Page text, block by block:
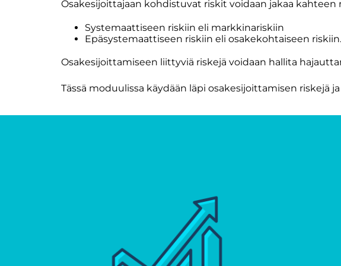
Osakesijoittajaan kohdistuvat riskit voidaan jakaa kahteen
Systemaattiseen riskiin eli markkinariskiin
Epäsystemaattiseen riskiin eli osakekohtaiseen riskiin.
Osakesijoittamiseen liittyviä riskejä voidaan hallita
Tässä moduulissa käydään läpi osakesijoittamisen riskejä